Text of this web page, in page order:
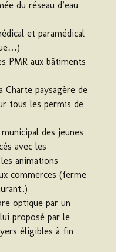
du réseau d’eau
et paramédical
PMR aux bâtiments
Charte paysagère de
tous les permis de
des jeunes
avec les
animations
commerces (ferme
optique par un
proposé par le
éligibles à fin